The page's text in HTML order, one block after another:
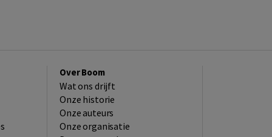
Over Boom
Wat ons drijft
Onze historie
Onze auteurs
Onze organisatie